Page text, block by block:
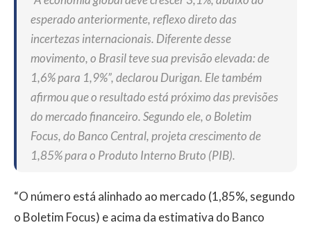
esperado anteriormente, reflexo direto das
incertezas internacionais. Diferente desse
movimento, o Brasil teve sua previsão elevada: de
1,6% para 1,9%”, declarou Durigan. Ele também
afirmou que o resultado está próximo das previsões
do mercado financeiro. Segundo ele, o Boletim
Focus, do Banco Central, projeta crescimento de
1,85% para o Produto Interno Bruto (PIB).
“O número está alinhado ao mercado (1,85%, segundo
o Boletim Focus) e acima da estimativa do Banco